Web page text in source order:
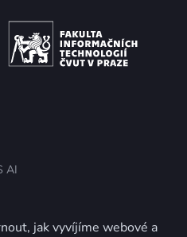
AI
jak vyvíjíme webové a